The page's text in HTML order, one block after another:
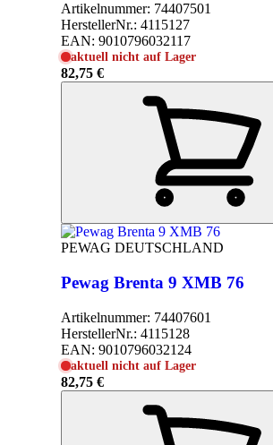
Artikelnummer: 74407501
HerstellerNr.: 4115127
EAN: 9010796032117
aktuell nicht auf Lager
82,75 €
PEWAG DEUTSCHLAND
Pewag Brenta 9 XMB 76
Artikelnummer: 74407601
HerstellerNr.: 4115128
EAN: 9010796032124
aktuell nicht auf Lager
82,75 €